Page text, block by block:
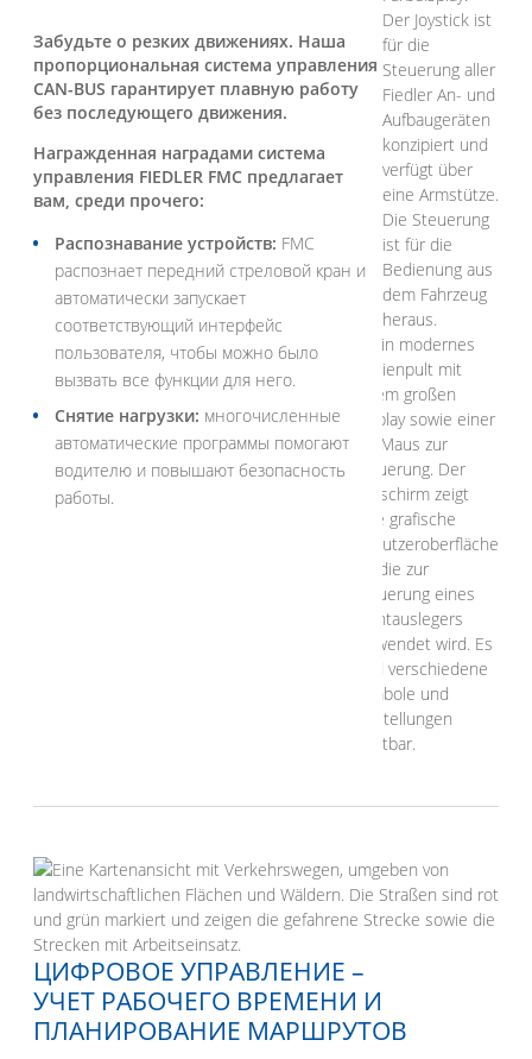
Забудьте о резких движениях. Наша
пропорциональная система управления
CAN-BUS гарантирует плавную работу
без последующего движения.
Награжденная наградами система
управления FIEDLER FMC предлагает
вам, среди прочего:
Распознавание устройств: FMC
распознает передний стреловой кран и
автоматически запускает
соответствующий интерфейс
пользователя, чтобы можно было
вызвать все функции для него.
Снятие нагрузки: многочисленные
автоматические программы помогают
водителю и повышают безопасность
работы.
ЦИФРОВОЕ УПРАВЛЕНИЕ –
УЧЕТ РАБОЧЕГО ВРЕМЕНИ И
ПЛАНИРОВАНИЕ МАРШРУТОВ